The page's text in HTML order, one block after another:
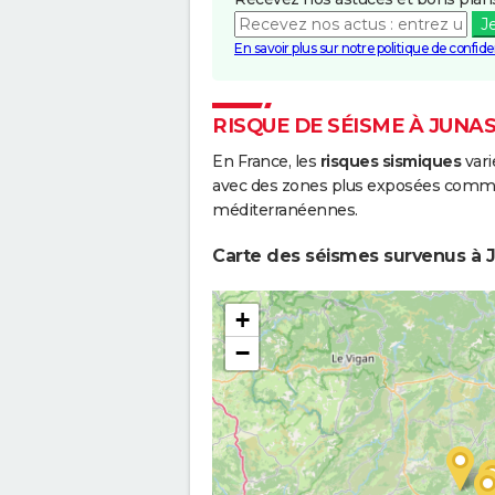
En savoir plus sur notre politique de
RISQUE DE SÉISME À JUNAS
En France, les risques sismiques
avec des zones plus exposées
méditerranéennes.
Carte des séismes survenus à
+
−